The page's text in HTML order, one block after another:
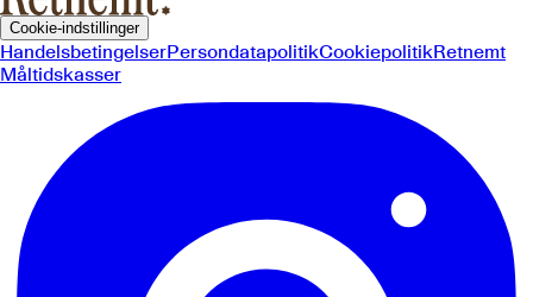
Cookie-indstillinger
HandelsbetingelserPersondatapolitikCookiepolitikRetnemt
Måltidskasser